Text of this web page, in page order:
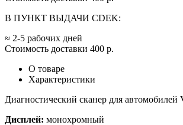
В ПУНКТ ВЫДАЧИ CDEK:
≈ 2-5 рабочих дней
Стоимость доставки 400 р.
О товаре
Характеристики
Диагностический сканер для автомобилей
Дисплей: монохромный